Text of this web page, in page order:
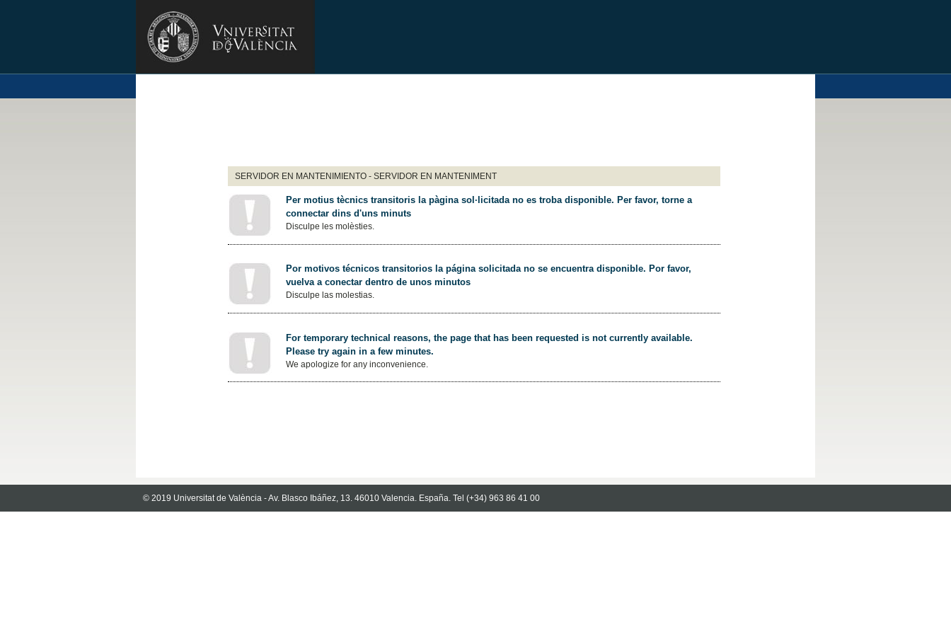
SERVIDOR EN MANTENIMIENTO - SERVIDOR EN MANTENIMENT
Per motius tècnics transitoris la pàgina sol·licitada no es troba disponible. Per favor, torne a
connectar dins d'uns minuts
Disculpe les molèsties.
Por motivos técnicos transitorios la página solicitada no se encuentra disponible. Por favor,
vuelva a conectar dentro de unos minutos
Disculpe las molestias.
For temporary technical reasons, the page that has been requested is not currently available.
Please try again in a few minutes.
We apologize for any inconvenience.
© 2019 Universitat de València - Av. Blasco Ibáñez, 13. 46010 Valencia. España. Tel (+34) 963 86 41 00